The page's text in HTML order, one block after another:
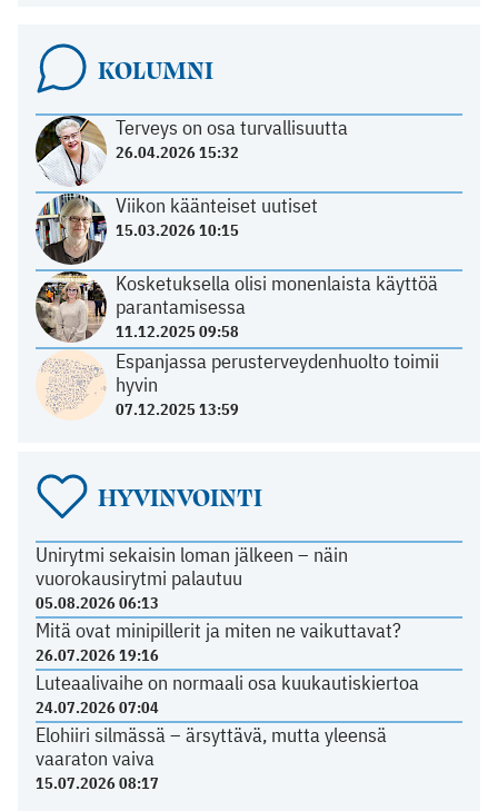
KOLUMNI
Terveys on osa turvallisuutta
26.04.2026 15:32
Viikon käänteiset uutiset
15.03.2026 10:15
Kosketuksella olisi monenlaista käyttöä
parantamisessa
11.12.2025 09:58
Espanjassa perusterveydenhuolto toimii
hyvin
07.12.2025 13:59
HYVINVOINTI
Unirytmi sekaisin loman jälkeen – näin
vuorokausirytmi palautuu
05.08.2026 06:13
Mitä ovat minipillerit ja miten ne vaikuttavat?
26.07.2026 19:16
Luteaalivaihe on normaali osa kuukautiskiertoa
24.07.2026 07:04
Elohiiri silmässä – ärsyttävä, mutta yleensä
vaaraton vaiva
15.07.2026 08:17